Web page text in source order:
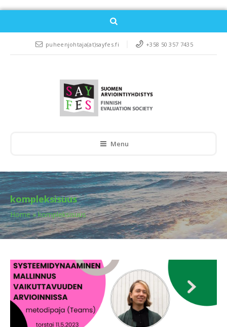
puheenjohtaja(at)sayfes.fi +358 50 357 7435
Menu
kompleksisuus
Home »kompleksisuus